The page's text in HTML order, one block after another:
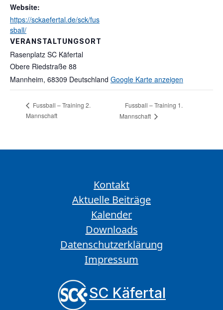
Website:
https://sckaefertal.de/sck/fus
sball/
VERANSTALTUNGSORT
Rasenplatz SC Käfertal
Obere Riedstraße 88
Mannheim, 68309 Deutschland Google Karte anzeigen
Fussball – Training 2.
Mannschaft
Fussball – Training 1.
Mannschaft
Kontakt
Aktuelle Beiträge
Kalender
Downloads
Datenschutzerklärung
Impressum
SC Käfertal